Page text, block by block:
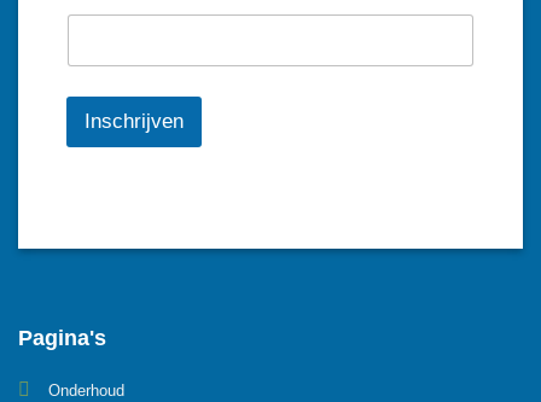
Inschrijven
Pagina's
Onderhoud